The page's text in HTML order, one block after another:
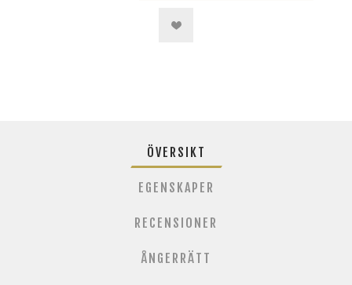
ÖVERSIKT
EGENSKAPER
RECENSIONER
ÅNGERRÄTT